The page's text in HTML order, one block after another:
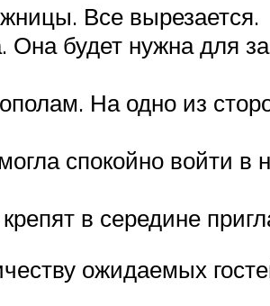
Все вырезается.
будет нужна для
На одно из
спокойно войти в
в середине
ожидаемых